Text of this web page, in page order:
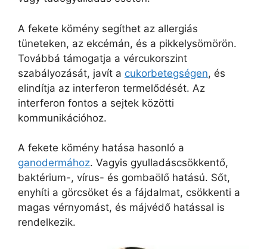
A fekete kömény segíthet az allergiás
tüneteken, az ekcémán, és a pikkelysömörön.
Továbbá támogatja a vércukorszint
szabályozását, javít a cukorbetegségen, és
elindítja az interferon termelődését. Az
interferon fontos a sejtek közötti
kommunikációhoz.
A fekete kömény hatása hasonló a
ganodermához. Vagyis gyulladáscsökkentő,
baktérium-, vírus- és gombaölő hatású. Sőt,
enyhíti a görcsöket és a fájdalmat, csökkenti a
magas vérnyomást, és májvédő hatással is
rendelkezik.